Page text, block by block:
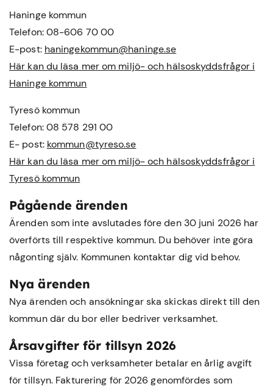
Haninge kommun
Telefon: 08-606 70 00
E-post: haningekommun@haninge.se
Här kan du läsa mer om miljö- och hälsoskyddsfrågor i
Haninge kommun
Tyresö kommun
Telefon: 08 578 291 00
E- post: kommun@tyreso.se
Här kan du läsa mer om miljö- och hälsoskyddsfrågor i
Tyresö kommun
Pågående ärenden
Ärenden som inte avslutades före den 30 juni 2026 har
överförts till respektive kommun. Du behöver inte göra
någonting själv. Kommunen kontaktar dig vid behov.
Nya ärenden
Nya ärenden och ansökningar ska skickas direkt till den
kommun där du bor eller bedriver verksamhet.
Årsavgifter för tillsyn 2026
Vissa företag och verksamheter betalar en årlig avgift
för tillsyn. Fakturering för 2026 genomfördes som